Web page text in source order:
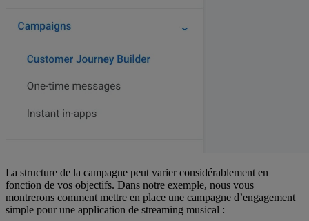
La structure de la campagne peut varier considérablement en
fonction de vos objectifs. Dans notre exemple, nous vous
montrerons comment mettre en place une campagne d’engagement
simple pour une application de streaming musical :